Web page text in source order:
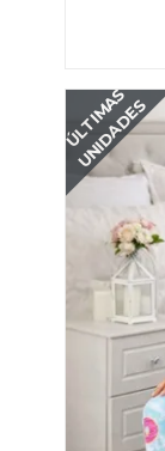
ÚLTIMAS
UNIDADES